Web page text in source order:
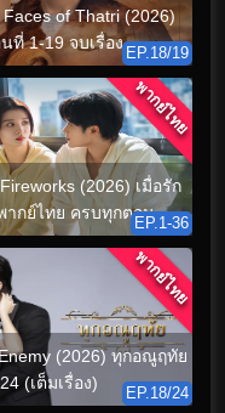
of Thatri (2026)
ที่ 1-19 จบเรื่อง
EP.18/19
(2026) เมื่อรัก
ากย์ไทย ครบทุกตอน
EP.1-36
พากย์ไทย
(2026) ทุกอณูฤทัย
(เต็มเรื่อง)
EP.18/24
พากย์ไทย